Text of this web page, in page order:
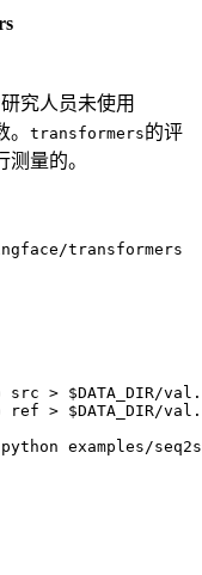
究人员未使用
transformers的评
量的。
transformers
> $DATA_DIR/
> $DATA_DIR/
python